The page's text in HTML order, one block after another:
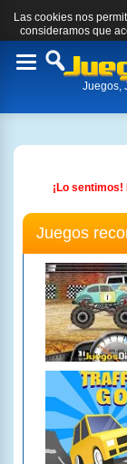
Las cookies nos
consideramos que
Toggle
Juegos,
¡Lo
Juegos